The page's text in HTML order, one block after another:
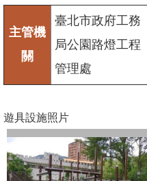
主管機
關
臺北市政府工務
局公園路燈工程
管理處
遊具設施照片